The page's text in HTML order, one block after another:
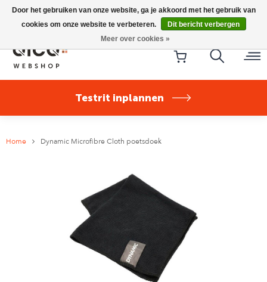
Riese & Müller Nevo5 Silent Core nu direct uit voorraad
leverbaar!
Testrit inplannen
Home Dynamic Microfibre Cloth poetsdoek
Door het gebruiken van onze website, ga je akkoord met het gebruik van
cookies om onze website te verbeteren.
Dit bericht verbergen
Meer over cookies »